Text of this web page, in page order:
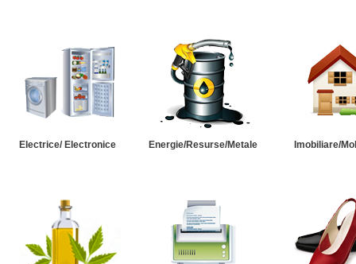
Electrice/ Electronice Energie/Resurse/Metale Imobiliare/